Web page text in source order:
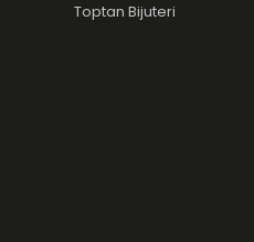
Toptan Bijuteri